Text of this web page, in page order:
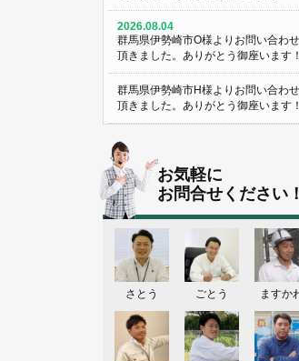
2026.08.04
群馬県伊勢崎市O様よりお問い合わせ
頂きました。ありがとう御座います！
群馬県伊勢崎市H様よりお問い合わせ
頂きました。ありがとう御座います！
埼玉県熊谷市M様よりお問い合わせ頂
きました。ありがとう御座います！
埼玉県熊谷市S様よりお問い合わせ頂
きました。ありがとう御座います！
群馬県伊勢崎市K様よりお問い合わせ
頂きました。ありがとう御座います
東京都葛飾区N様よりお問い合わせ頂
2026.08.03
神奈川県川崎市A様よりお問い合わせ
お気軽に
お問合せください！
さとう ごとう ますか